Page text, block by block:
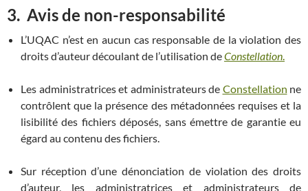
3. Avis de non-responsabilité
L’UQAC n’est en aucun cas responsable de la violation des
droits d’auteur découlant de l’utilisation deConstellation.
Les administratrices et administrateurs de Constellation ne
contrôlent que la présence des métadonnées requises et la
lisibilité des fichiers déposés, sans émettre de garantie eu
égard au contenu des fichiers.
Sur réception d’une dénonciation de violation des droits
d’auteur, les administratrices et administrateurs de